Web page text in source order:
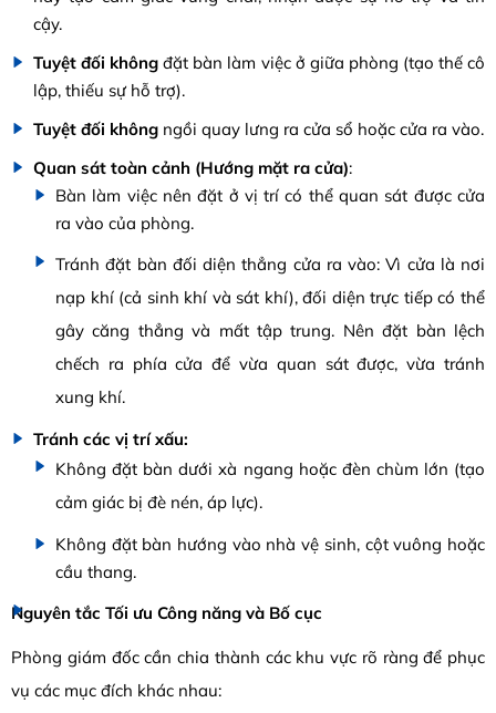
cậy.
Tuyệt đối không đặt bàn làm việc ở giữa phòng (tạo thế cô
lập, thiếu sự hỗ trợ).
Tuyệt đối không ngồi quay lưng ra cửa sổ hoặc cửa ra vào.
Quan sát toàn cảnh (Hướng mặt ra cửa):
Bàn làm việc nên đặt ở vị trí có thể quan sát được cửa
ra vào của phòng.
Tránh đặt bàn đối diện thẳng cửa ra vào: Vì cửa là nơi
nạp khí (cả sinh khí và sát khí), đối diện trực tiếp có thể
gây căng thẳng và mất tập trung. Nên đặt bàn lệch
chếch ra phía cửa để vừa quan sát được, vừa tránh
xung khí.
Tránh các vị trí xấu:
Không đặt bàn dưới xà ngang hoặc đèn chùm lớn (tạo
cảm giác bị đè nén, áp lực).
Không đặt bàn hướng vào nhà vệ sinh, cột vuông hoặc
cầu thang.
Nguyên tắc Tối ưu Công năng và Bố cục
Phòng giám đốc cần chia thành các khu vực rõ ràng để phục
vụ các mục đích khác nhau: